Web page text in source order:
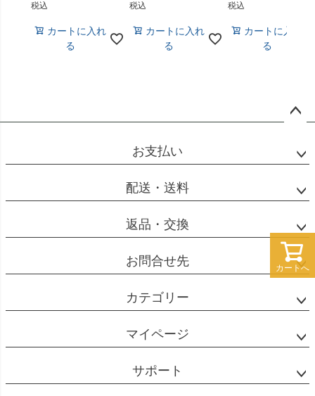
カートへ
税込
カートに入れ
る
税込
カートに入れ
る
税込
カートに入れ
る
ップ
お支払い
配送・送料
返品・交換
お問合せ先
カテゴリー
マイページ
サポート